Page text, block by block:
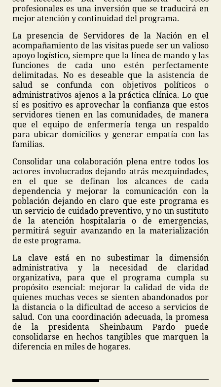
profesionales es una inversión que se traducirá en
mejor atención y continuidad del programa.
La presencia de Servidores de la Nación en el
acompañamiento de las visitas puede ser un valioso
apoyo logístico, siempre que la línea de mando y las
funciones de cada uno estén perfectamente
delimitadas. No es deseable que la asistencia de
salud se confunda con objetivos políticos o
administrativos ajenos a la práctica clínica. Lo que
sí es positivo es aprovechar la confianza que estos
servidores tienen en las comunidades, de manera
que el equipo de enfermería tenga un respaldo
para ubicar domicilios y generar empatía con las
familias.
Consolidar una colaboración plena entre todos los
actores involucrados dejando atrás mezquindades,
en el que se definan los alcances de cada
dependencia y mejorar la comunicación con la
población dejando en claro que este programa es
un servicio de cuidado preventivo, y no un sustituto
de la atención hospitalaria o de emergencias,
permitirá seguir avanzando en la materialización
de este programa.
La clave está en no subestimar la dimensión
administrativa y la necesidad de claridad
organizativa, para que el programa cumpla su
propósito esencial: mejorar la calidad de vida de
quienes muchas veces se sienten abandonados por
la distancia o la dificultad de acceso a servicios de
salud. Con una coordinación adecuada, la promesa
de la presidenta Sheinbaum Pardo puede
consolidarse en hechos tangibles que marquen la
diferencia en miles de hogares.